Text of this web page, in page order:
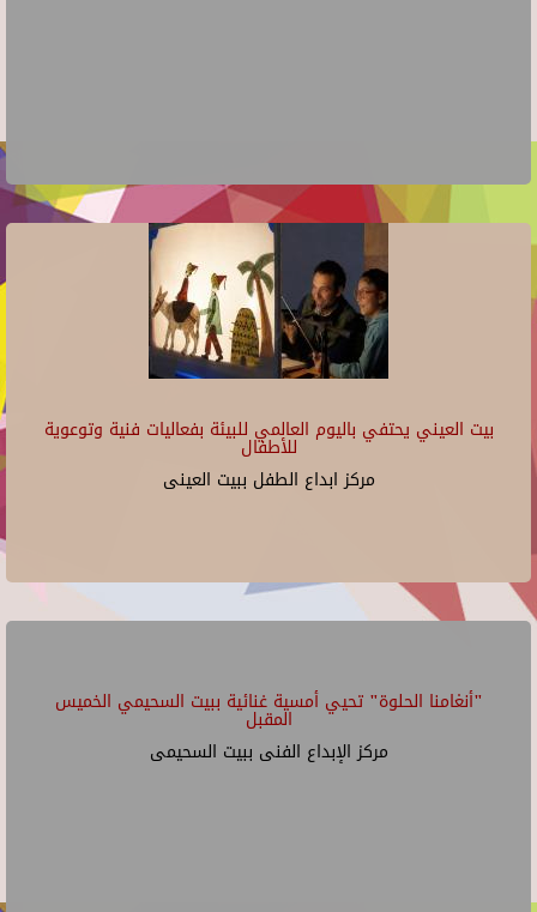
بيت العيني يحتفي باليوم العالمي للبيئة بفعاليات فنية وتوعوية
للأطفال
مركز ابداع الطفل ببيت العينى
"أنغامنا الحلوة" تحيي أمسية غنائية ببيت السحيمي الخميس
المقبل
مركز الإبداع الفنى ببيت السحيمى